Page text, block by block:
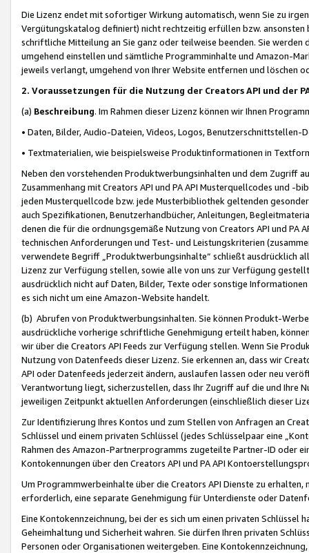
Die Lizenz endet mit sofortiger Wirkung automatisch, wenn Sie zu
Vergütungskatalog definiert) nicht rechtzeitig erfüllen bzw. ansonsten
schriftliche Mitteilung an Sie ganz oder teilweise beenden. Sie werden
umgehend einstellen und sämtliche Programminhalte und Amazon-
jeweils verlangt, umgehend von Ihrer Website entfernen und löschen
2. Voraussetzungen für die Nutzung der Creators API und der
(a) Beschreibung. Im Rahmen dieser Lizenz können wir Ihnen
• Daten, Bilder, Audio-Dateien, Videos, Logos, Benutzerschnittstellen-
• Textmaterialien, wie beispielsweise Produktinformationen in
Neben den vorstehenden Produktwerbungsinhalten und dem Zugriff
Zusammenhang mit Creators API und PA API Musterquellcodes und
jeden Musterquellcode bzw. jede Musterbibliothek geltenden
auch Spezifikationen, Benutzerhandbücher, Anleitungen,
denen die für die ordnungsgemäße Nutzung von Creators API und PA
technischen Anforderungen und Test- und Leistungskriterien
verwendete Begriff „Produktwerbungsinhalte“ schließt ausdrücklich
Lizenz zur Verfügung stellen, sowie alle von uns zur Verfügung
ausdrücklich nicht auf Daten, Bilder, Texte oder sonstige
es sich nicht um eine Amazon-Website handelt.
(b) Abrufen von Produktwerbungsinhalten. Sie können Produkt-
ausdrückliche vorherige schriftliche Genehmigung erteilt haben,
wir über die Creators API Feeds zur Verfügung stellen. Wenn Sie
Nutzung von Datenfeeds dieser Lizenz. Sie erkennen an, dass wir
API oder Datenfeeds jederzeit ändern, auslaufen lassen oder neu
Verantwortung liegt, sicherzustellen, dass Ihr Zugriff auf die und Ihre
jeweiligen Zeitpunkt aktuellen Anforderungen (einschließlich dieser
Zur Identifizierung Ihres Kontos und zum Stellen von Anfragen an
Schlüssel und einem privaten Schlüssel (jedes Schlüsselpaar eine
Rahmen des Amazon-Partnerprogramms zugeteilte Partner-ID oder
Kontokennungen über den Creators API und PA API
Um Programmwerbeinhalte über die Creators API Dienste zu
erforderlich, eine separate Genehmigung für Unterdienste oder
Eine Kontokennzeichnung, bei der es sich um einen privaten
Geheimhaltung und Sicherheit wahren. Sie dürfen Ihren privaten
Personen oder Organisationen weitergeben. Eine